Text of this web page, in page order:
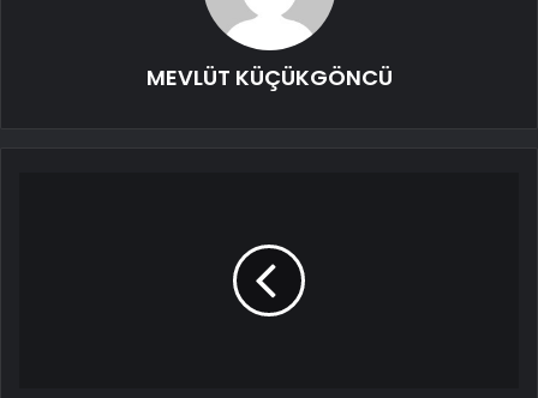
MEVLÜT KÜÇÜKGÖNCÜ